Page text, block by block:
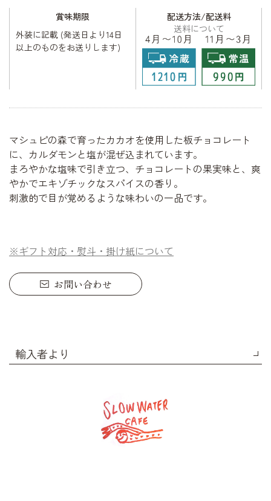
賞味期限
外装に記載 (発送日より14日
以上のものをお送りします)
配送方法/配送料
送料について
マシュピの森で育ったカカオを使用した板チョコレート
に、カルダモンと塩が混ぜ込まれています。
まろやかな塩味で引き立つ、チョコレートの果実味と、爽
やかでエキゾチックなスパイスの香り。
刺激的で目が覚めるような味わいの一品です。
※ギフト対応・熨斗・掛け紙について
お問い合わせ
輸入者より